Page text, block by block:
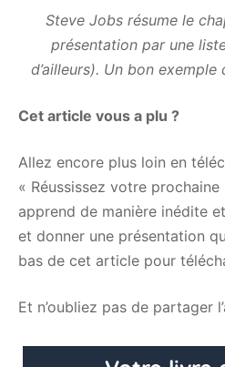
Steve Jobs résume le
présentation par une
d’ailleurs). Un bon exemple
Cet article vous a plu ?
Allez encore plus loin en
« Réussissez votre
apprend de manière inédite
et donner une présentation
bas de cet article pour
Et n’oubliez pas de partager